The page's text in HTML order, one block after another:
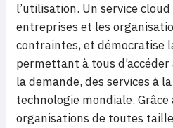
l’utilisation. Un service
entreprises et les
contraintes, et démocratise
permettant à tous
la demande, des services à
technologie mondiale. Grâce
organisations de toutes